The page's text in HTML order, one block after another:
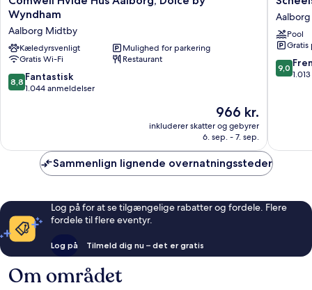
Hvide
Hus
Aalborg,
Dolce
by
Wyndham
Aalborg
Wyndham
Aalborg Midtby
Kæledyrsvenligt
Mulighed for parkering
Gratis Wi-Fi
Restaurant
8.8
ud
anmeldelser
8,8 Fantastisk
1.044 anmeldelser
Prisen
966 kr.
966 kr.
inkluderer skatter og gebyrer
6. sep. - 7. sep.
Aalborg
Aalborg
Pool
Gratis
9.0
ud
9,0
Sammenlign lignende overnatningssteder
Log på for at se tilgængelige rabatter og fordele. Flere
fordele til flere eventyr.
Log på Tilmeld dig nu – det er gratis
Om området